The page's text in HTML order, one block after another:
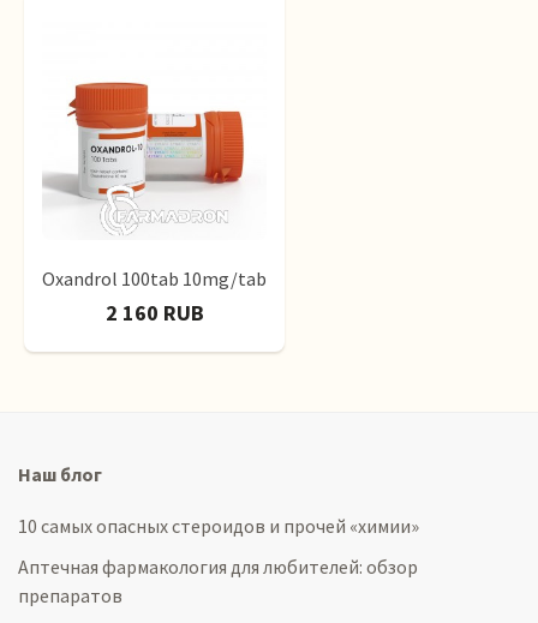
Oxandrol 100tab 10mg/tab
2 160 RUB
Наш блог
10 самых опасных стероидов и прочей «химии»
Аптечная фармакология для любителей: обзор
препаратов